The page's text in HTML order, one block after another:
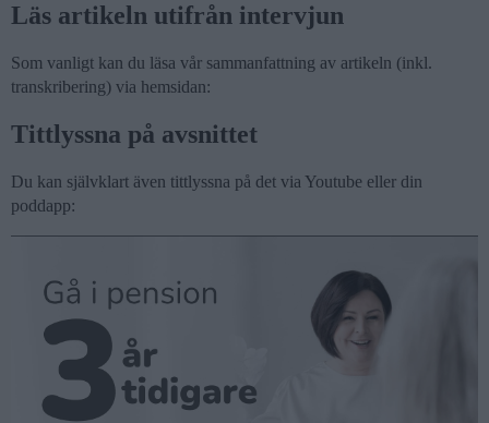
Läs artikeln utifrån intervjun
Som vanligt kan du läsa vår sammanfattning av artikeln (inkl.
transkribering) via hemsidan:
Tittlyssna på avsnittet
Du kan självklart även tittlyssna på det via Youtube eller din
poddapp: